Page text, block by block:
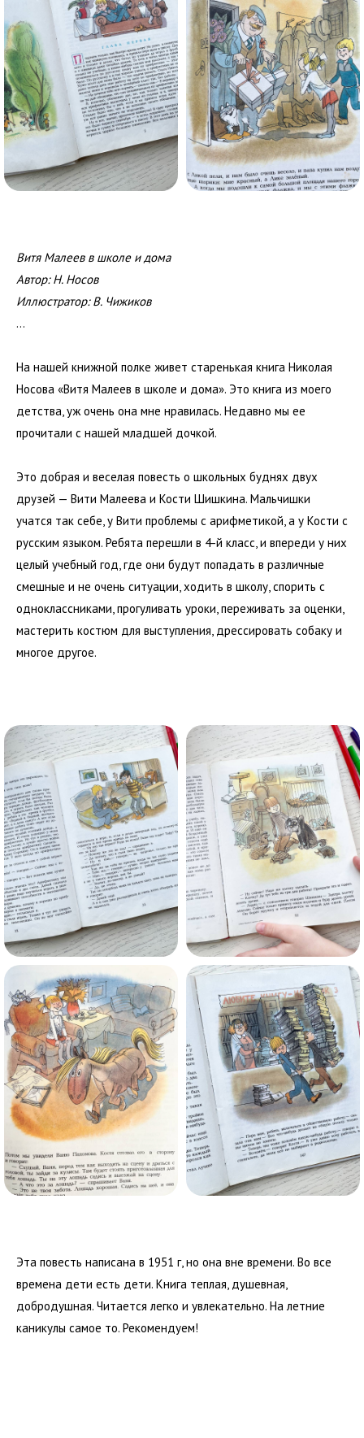
Витя Малеев в школе и дома
Автор: Н. Носов
Иллюстратор: В. Чижиков
…
На нашей книжной полке живет старенькая книга Николая
Носова «Витя Малеев в школе и дома». Это книга из моего
детства, уж очень она мне нравилась. Недавно мы ее
прочитали с нашей младшей дочкой.
Это добрая и веселая повесть о школьных буднях двух
друзей — Вити Малеева и Кости Шишкина. Мальчишки
учатся так себе, у Вити проблемы с арифметикой, а у Кости с
русским языком. Ребята перешли в 4-й класс, и впереди у них
целый учебный год, где они будут попадать в различные
смешные и не очень ситуации, ходить в школу, спорить с
одноклассниками, прогуливать уроки, переживать за оценки,
мастерить костюм для выступления, дрессировать собаку и
многое другое.
Эта повесть написана в 1951 г, но она вне времени. Во все
времена дети есть дети. Книга теплая, душевная,
добродушная. Читается легко и увлекательно. На летние
каникулы самое то. Рекомендуем!